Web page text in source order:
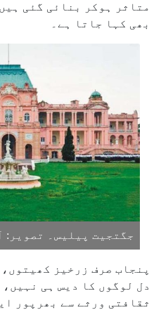
متاثر ہوکر بنائی گئی
بھی کہا جاتا ہے۔
جگتجیت پیلیس۔ تصویر:
پنجاب صرف زرخیز
دل لوگوں کا دیس ہی
ثقافتی ورثے سے بھرپور